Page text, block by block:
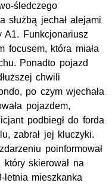
śledczego
służbą jechał alejami
A1. Funkcjonariusz
focusem, która miała
Ponadto pojazd
chwili
po czym wjechała
pojazdem,
podbiegł do forda
zabrał jej kluczyki.
poinformował
skierował na
letnia mieszkanka